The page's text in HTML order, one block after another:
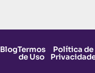
Política de
Termos
de Uso
Blog